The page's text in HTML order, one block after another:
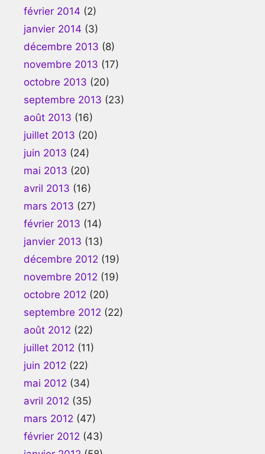
février 2014 (2)
janvier 2014 (3)
décembre 2013 (8)
novembre 2013 (17)
octobre 2013 (20)
septembre 2013 (23)
août 2013 (16)
juillet 2013 (20)
juin 2013 (24)
mai 2013 (20)
avril 2013 (16)
mars 2013 (27)
février 2013 (14)
janvier 2013 (13)
décembre 2012 (19)
novembre 2012 (19)
octobre 2012 (20)
septembre 2012 (22)
août 2012 (22)
juillet 2012 (11)
juin 2012 (22)
mai 2012 (34)
avril 2012 (35)
mars 2012 (47)
février 2012 (43)